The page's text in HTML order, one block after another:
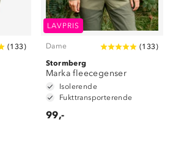
(133)
LAVPRIS
Dame (133)
Stormberg
Marka fleecegenser
Isolerende
Fukttransporterende
99,-